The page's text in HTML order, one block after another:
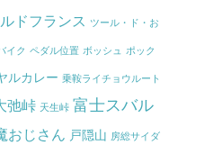
ドフランス ツール・ド・お
イク ペダル位置 ボッシュ ポック
ルカレー 乗鞍ライチョウルート
弛峠 天生峠 富士スバル
おじさん 戸隠山 房総サイダ